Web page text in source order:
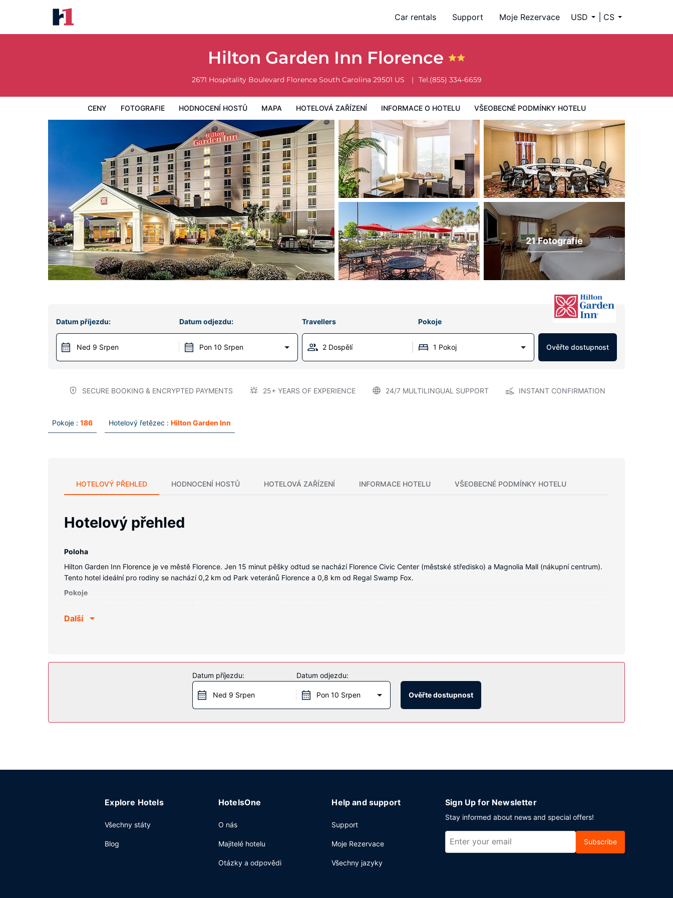
Car rentals Support Moje Rezervace USD CS
Hilton Garden Inn Florence
2671 Hospitality Boulevard Florence South Carolina 29501 US Tel.(855) 334-6659
CENY FOTOGRAFIE HODNOCENÍ HOSTŮ MAPA HOTELOVÁ ZAŘÍZENÍ INFORMACE O HOTELU VŠEOBECNÉ PODMÍNKY HOTELU
Hilton Garden Inn Florence
Ceny Fotografie Všeobecné podmínky hotelu
21 Fotografie
Datum příjezdu:
Ned 9 Srpen
Datum odjezdu:
Pon 10 Srpen
Travellers Pokoje
2 Dospělí 1 Pokoj Ověřte dostupnost
SECURE BOOKING & ENCRYPTED PAYMENTS 25+ YEARS OF EXPERIENCE 24/7 MULTILINGUAL SUPPORT INSTANT CONFIRMATION
Pokoje : 186 Hotelový řetězec : Hilton Garden Inn
HOTELOVÝ PŘEHLED HODNOCENÍ HOSTŮ HOTELOVÁ ZAŘÍZENÍ INFORMACE HOTELU VŠEOBECNÉ PODMÍNKY HOTELU
Hotelový přehled
Poloha
Hilton Garden Inn Florence je ve městě Florence. Jen 15 minut pěšky odtud se nachází Florence Civic Center (městské středisko) a Magnolia Mall (nákupní centrum).
Tento hotel ideální pro rodiny se nachází 0,2 km od Park veteránů Florence a 0,8 km od Regal Swamp Fox.
Pokoje
Vybavení nemovitosti
Restaurace
Když dostanete hlad, bude vám k dispozici nejen restaurace, ale také pokojová služba, chcete-li zůstat v pohodlí svého pokoje. Chcete-li svůj rušný den zakončit u
svého oblíbeného nápoje, navštivte bar/salonek. Hotel podává denně od 6:00 do 10:00 za příplatek kompletní snídani.
Další
Datum příjezdu:
Ned 9 Srpen
Datum odjezdu:
Pon 10 Srpen Ověřte dostupnost
Explore Hotels
Všechny státy
Blog
HotelsOne
O nás
Majitelé hotelu
Otázky a odpovědi
Help and support
Support
Moje Rezervace
Všechny jazyky
Sign Up for Newsletter
Stay informed about news and special offers!
Subscribe